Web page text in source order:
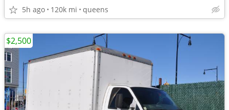
5h ago 120k mi queens
$2,500